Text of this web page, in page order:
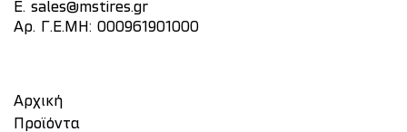
E. sales@mstires.gr
Αρ. Γ.Ε.ΜΗ: 000961901000
Αρχική
Προϊόντα